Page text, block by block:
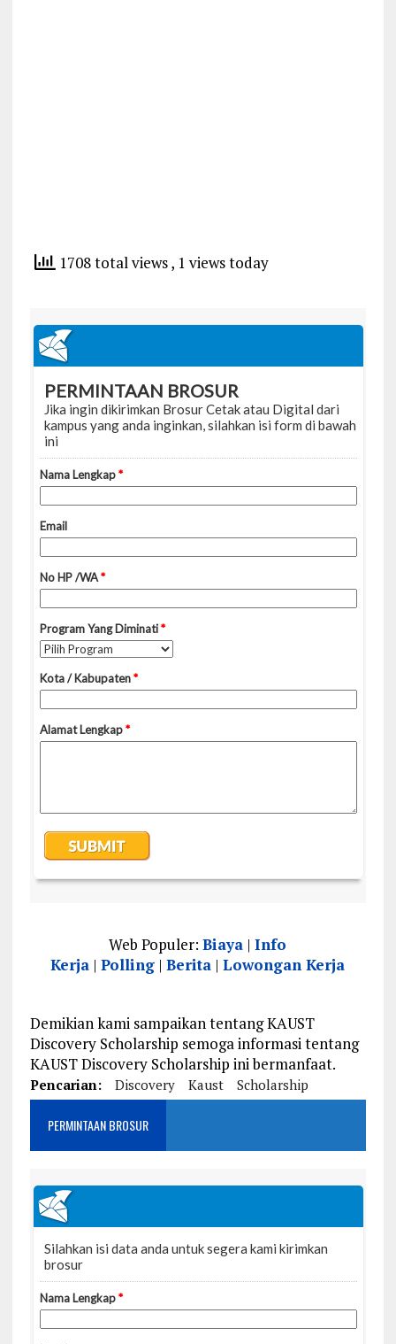
1708 total views, 1 views today
Web Populer:Biaya |Info
Kerja |Polling |Berita |Lowongan Kerja
Demikian kami sampaikan tentang KAUST
Discovery Scholarship semoga informasi tentang
KAUST Discovery Scholarship ini bermanfaat.
Pencarian: Discovery Kaust Scholarship
PERMINTAAN BROSUR